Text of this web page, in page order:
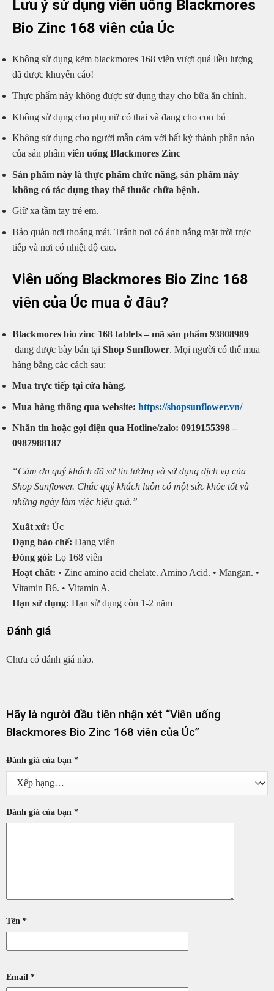
Lưu ý sử dụng viên uống Blackmores
Bio Zinc 168 viên của Úc
Không sử dụng kẽm blackmores 168 viên vượt quá liều lượng
đã được khuyến cáo!
Thực phẩm này không được sử dụng thay cho bữa ăn chính.
Không sử dụng cho phụ nữ có thai và đang cho con bú
Không sử dụng cho người mẫn cảm với bất kỳ thành phần nào
của sản phẩm viên uống Blackmores Zinc
Sản phẩm này là thực phẩm chức năng, sản phẩm này
không có tác dụng thay thế thuốc chữa bệnh.
Giữ xa tầm tay trẻ em.
Bảo quản nơi thoáng mát. Tránh nơi có ánh nắng mặt trời trực
tiếp và nơi có nhiệt độ cao.
Viên uống Blackmores Bio Zinc 168
viên của Úc mua ở đâu?
Blackmores bio zinc 168 tablets – mã sản phẩm 93808989
đang được bày bán tại Shop Sunflower. Mọi người có thể mua
hàng bằng các cách sau:
Mua trực tiếp tại cửa hàng.
Mua hàng thông qua website: https://shopsunflower.vn/
Nhắn tin hoặc gọi điện qua Hotline/zalo: 0919155398 –
0987988187
“Cảm ơn quý khách đã sử tin tưởng và sử dụng dịch vụ của
Shop Sunflower. Chúc quý khách luôn có một sức khỏe tốt và
những ngày làm việc hiệu quả.”
Xuất xứ: Úc
Dạng bào chế: Dạng viên
Đóng gói: Lọ 168 viên
Hoạt chất: • Zinc amino acid chelate. Amino Acid. • Mangan. •
Vitamin B6. • Vitamin A.
Hạn sử dụng: Hạn sử dụng còn 1-2 năm
Đánh giá
Chưa có đánh giá nào.
Hãy là người đầu tiên nhận xét “Viên uống
Blackmores Bio Zinc 168 viên của Úc”
Đánh giá của bạn *
Đánh giá của bạn *
Tên *
Email *